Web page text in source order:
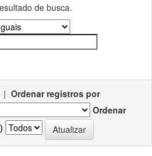
de busca.
| Ordenar registros por
Ordenar